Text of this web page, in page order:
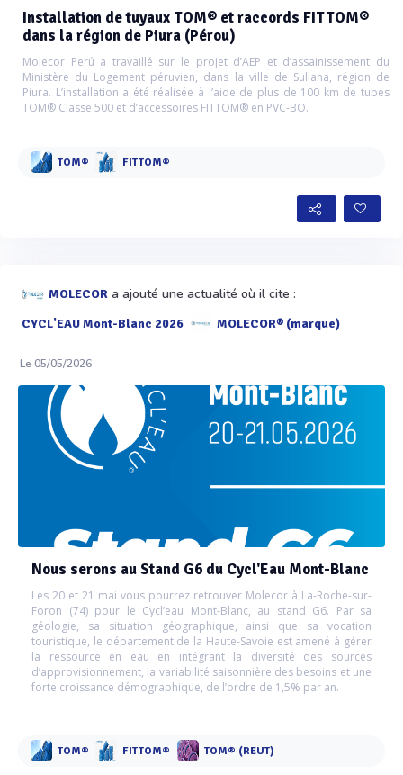
Installation de tuyaux TOM® et raccords FITTOM®
dans la région de Piura (Pérou)
Molecor Perú a travaillé sur le projet d’AEP et d’assainissement du
Ministère du Logement péruvien, dans la ville de Sullana, région de
Piura. L’installation a été réalisée à l’aide de plus de 100 km de tubes
TOM® Classe 500 et d’accessoires FITTOM® en PVC-BO.
TOM® FITTOM®
MOLECOR a ajouté une actualité où il cite :
CYCL'EAU Mont-Blanc 2026 MOLECOR® (marque)
Le 05/05/2026
Nous serons au Stand G6 du Cycl'Eau Mont-Blanc
Les 20 et 21 mai vous pourrez retrouver Molecor à La-Roche-sur-
Foron (74) pour le Cycl’eau Mont-Blanc, au stand G6. Par sa
géologie, sa situation géographique, ainsi que sa vocation
touristique, le département de la Haute-Savoie est amené à gérer
la ressource en eau en intégrant la diversité des sources
d’approvisionnement, la variabilité saisonnière des besoins et une
forte croissance démographique, de l’ordre de 1,5% par an.
TOM® FITTOM® TOM® (REUT)